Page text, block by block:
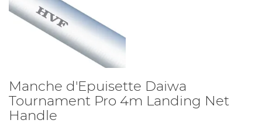
Manche d'Epuisette Daiwa
Tournament Pro 4m Landing Net
Handle